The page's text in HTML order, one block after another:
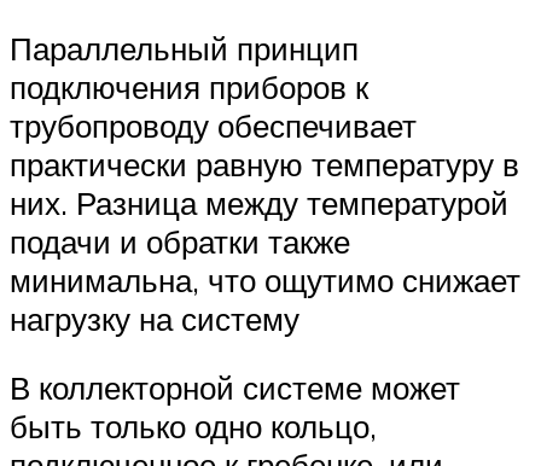
Параллельный принцип
подключения приборов к
трубопроводу обеспечивает
практически равную температуру в
них. Разница между температурой
подачи и обратки также
минимальна, что ощутимо снижает
нагрузку на систему
В коллекторной системе может
быть только одно кольцо,